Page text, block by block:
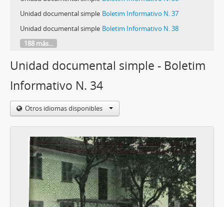
Unidad documental simple Boletim Informativo N. 37
Unidad documental simple Boletim Informativo N. 38
188 más...
Unidad documental simple - Boletim
Informativo N. 34
Otros idiomas disponibles